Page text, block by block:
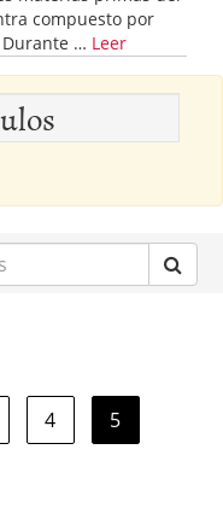
compuesto por
… Leer
4 5